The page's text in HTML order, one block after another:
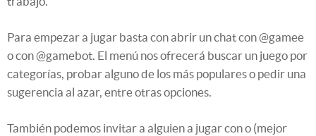
Para empezar a jugar basta con abrir un chat con @gamee
o con @gamebot. El menú nos ofrecerá buscar un juego por
categorías, probar alguno de los más populares o pedir una
sugerencia al azar, entre otras opciones.
También podemos invitar a alguien a jugar con o (mejor